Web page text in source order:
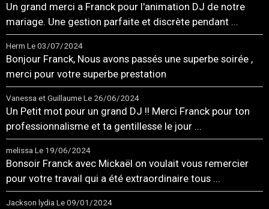
Un grand merci a Franck pour l'animation DJ de notre
mariage. Une gestion parfaite et discrète pendant ...
Herm Le 03/07/2024
Bonjour Franck, Nous avons passés une superbe soirée ,
merci pour votre superbe prestation
Vanessa et GuillaumeLe 26/06/2024
Un Petit mot pour un grand DJ !! Merci Franck pour ton
professionnalisme et ta gentillesse le jour ...
melissaLe 19/06/2024
Bonsoir Franck avec Mickaël on voulait vous remercier
pour votre travail qui a été extraordinaire tous ...
Jackson lydiaLe 09/01/2024